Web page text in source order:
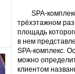
SPA-
трёхэтажном
площадь
в нем
SPA-комплекс.
можно
клиентом